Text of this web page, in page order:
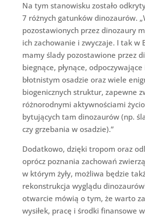
Na tym stanowisku zostało
7 różnych gatunków dinozaurów.
pozostawionych przez dinozaury
ich zachowanie i zwyczaje. I tak w
mamy ślady pozostawione przez
biegnące, płynące,
błotnistym osadzie oraz wiele
biogenicznych struktur, zapewne
różnorodnymi aktywnościami
bytujących tam dinozaurów (np.
czy grzebania w osadzie).”
Dodatkowo, dzięki tropom oraz
oprócz poznania zachowań
w którym żyły, możliwa będzie
rekonstrukcja wyglądu
otwarcie mówią o tym, że warto
wysiłek, pracę i środki finansowe